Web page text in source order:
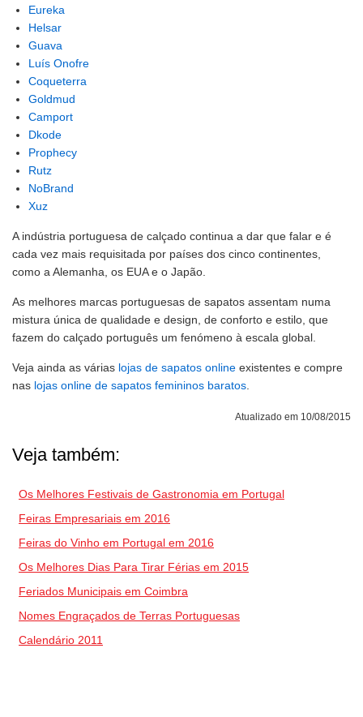
Eureka
Helsar
Guava
Luís Onofre
Coqueterra
Goldmud
Camport
Dkode
Prophecy
Rutz
NoBrand
Xuz
A indústria portuguesa de calçado continua a dar que falar e é
cada vez mais requisitada por países dos cinco continentes,
como a Alemanha, os EUA e o Japão.
As melhores marcas portuguesas de sapatos assentam numa
mistura única de qualidade e design, de conforto e estilo, que
fazem do calçado português um fenómeno à escala global.
Veja ainda as várias lojas de sapatos online existentes e compre
nas lojas online de sapatos femininos baratos
Atualizado em 10/08/2015
Veja também:
Os Melhores Festivais de Gastronomia em Portugal
Feiras Empresariais em 2016
Feiras do Vinho em Portugal em 2016
Os Melhores Dias Para Tirar Férias em 2015
Feriados Municipais em Coimbra
Nomes Engraçados de Terras Portuguesas
Calendário 2011